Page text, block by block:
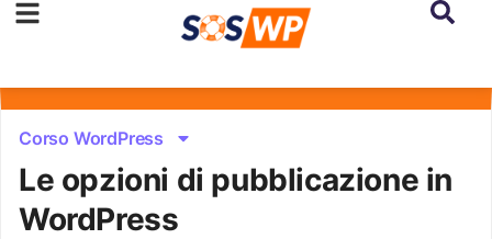
Corso WordPress
Le opzioni di pubblicazione in
WordPress